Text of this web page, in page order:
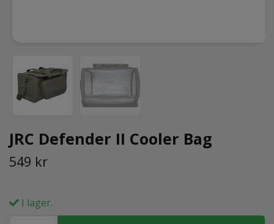
JRC Defender II Cooler Bag
549 kr
I lager.